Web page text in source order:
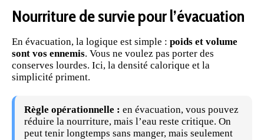
Nourriture de survie pour l’évacuation
En évacuation, la logique est simple : poids et volume
sont vos ennemis. Vous ne voulez pas porter des
conserves lourdes. Ici, la densité calorique et la
simplicité priment.
Règle opérationnelle : en évacuation, vous pouvez
réduire la nourriture, mais l’eau reste critique. On
peut tenir longtemps sans manger, mais seulement